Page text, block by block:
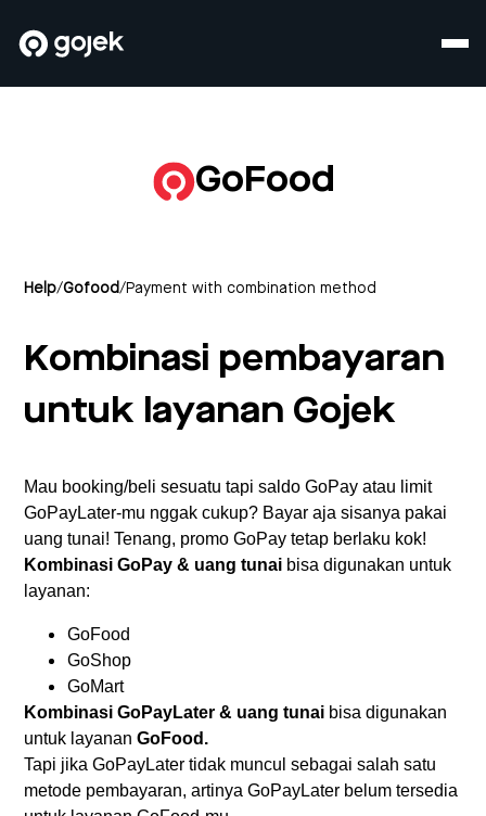
GoFood
Help/Gofood/Payment with combination method
Kombinasi pembayaran
untuk layanan Gojek
Mau booking/beli sesuatu tapi saldo GoPay atau limit
GoPayLater-mu nggak cukup? Bayar aja sisanya pakai
uang tunai! Tenang, promo GoPay tetap berlaku kok!
Kombinasi GoPay & uang tunai bisa digunakan untuk
layanan:
GoFood
GoShop
GoMart
Kombinasi GoPayLater & uang tunai bisa digunakan
untuk layanan GoFood.
Tapi jika GoPayLater tidak muncul sebagai salah satu
metode pembayaran, artinya GoPayLater belum tersedia